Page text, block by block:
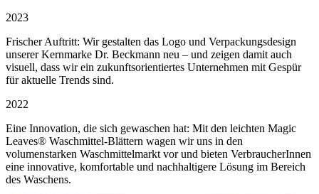
2023
Frischer Auftritt: Wir gestalten das Logo und Verpackungsdesign
unserer Kernmarke Dr. Beckmann neu – und zeigen damit auch
visuell, dass wir ein zukunftsorientiertes Unternehmen mit Gespür
für aktuelle Trends sind.
2022
Eine Innovation, die sich gewaschen hat: Mit den leichten Magic
Leaves® Waschmittel-Blättern wagen wir uns in den
volumenstarken Waschmittelmarkt vor und bieten VerbraucherInnen
eine innovative, komfortable und nachhaltigere Lösung im Bereich
des Waschens.